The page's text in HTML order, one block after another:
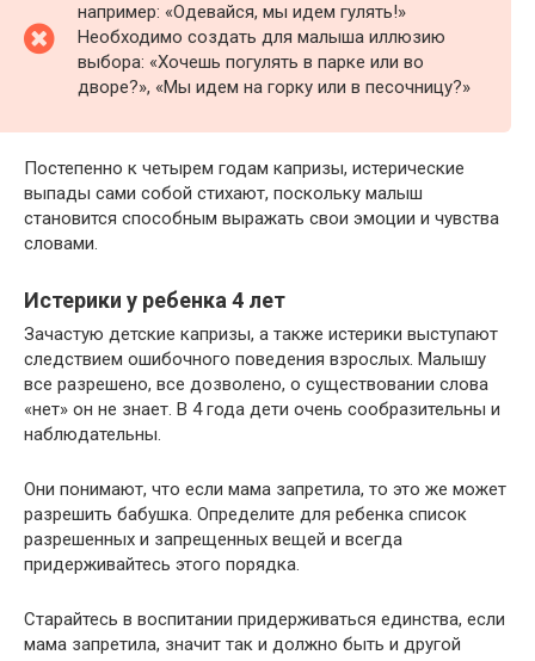
например: «Одевайся, мы идем гулять!»
Необходимо создать для малыша иллюзию
выбора: «Хочешь погулять в парке или во
дворе?», «Мы идем на горку или в песочницу?»
Постепенно к четырем годам капризы, истерические
выпады сами собой стихают, поскольку малыш
становится способным выражать свои эмоции и чувства
словами.
Истерики у ребенка 4 лет
Зачастую детские капризы, а также истерики выступают
следствием ошибочного поведения взрослых. Малышу
все разрешено, все дозволено, о существовании слова
«нет» он не знает. В 4 года дети очень сообразительны и
наблюдательны.
Они понимают, что если мама запретила, то это же может
разрешить бабушка. Определите для ребенка список
разрешенных и запрещенных вещей и всегда
придерживайтесь этого порядка.
Старайтесь в воспитании придерживаться единства, если
мама запретила, значит так и должно быть и другой